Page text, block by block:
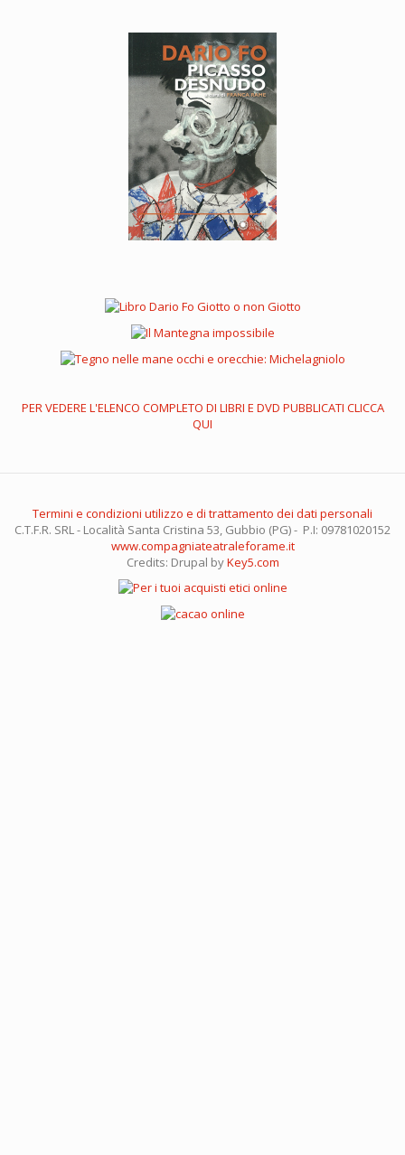
PER VEDERE L'ELENCO COMPLETO DI LIBRI E DVD PUBBLICATI CLICCA
QUI
Termini e condizioni utilizzo e di trattamento dei dati personali
C.T.F.R. SRL - Località Santa Cristina 53, Gubbio (PG) - P.I: 09781020152
www.compagniateatraleforame.it
Credits: Drupal byKey5.com